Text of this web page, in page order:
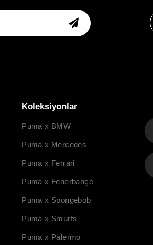
Koleksiyonlar
Puma x BMW
Puma x Mercedes
Puma x Ferrari
Puma x Fenerbahçe
Puma x Spongebob
Puma x Smurfs
Puma x Palermo